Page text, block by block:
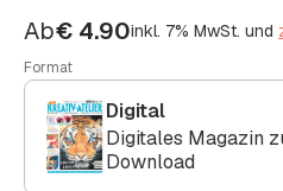
Ab€ 4.90inkl. 7% MwSt. und
Format
Digital
Digitales Magazin
Download